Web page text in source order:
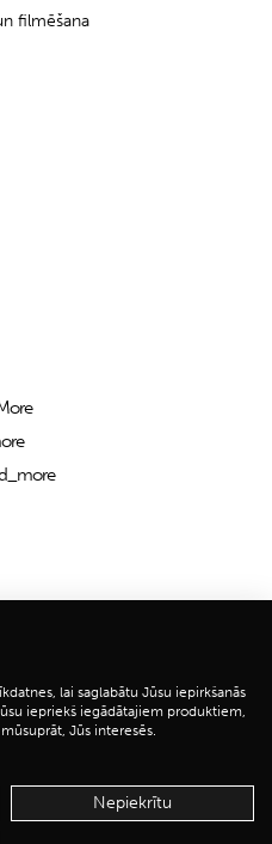
filmēšana
lai saglabātu Jūsu iepirkšanās
iepriekš iegādātajiem produktiem,
Jūs interesēs.
Nepiekrītu